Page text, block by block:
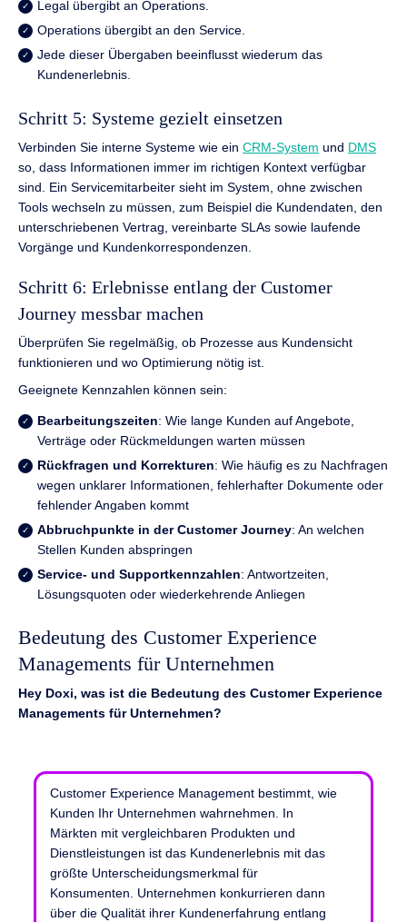
Legal übergibt an Operations.
Operations übergibt an den Service.
Jede dieser Übergaben beeinflusst wiederum das
Kundenerlebnis.
Schritt 5: Systeme gezielt einsetzen
Verbinden Sie interne Systeme wie ein CRM-System und DMS
so, dass Informationen immer im richtigen Kontext verfügbar
sind. Ein Servicemitarbeiter sieht im System, ohne zwischen
Tools wechseln zu müssen, zum Beispiel die Kundendaten, den
unterschriebenen Vertrag, vereinbarte SLAs sowie laufende
Vorgänge und Kundenkorrespondenzen.
Schritt 6: Erlebnisse entlang der Customer
Journey messbar machen
Überprüfen Sie regelmäßig, ob Prozesse aus Kundensicht
funktionieren und wo Optimierung nötig ist.
Geeignete Kennzahlen können sein:
Bearbeitungszeiten: Wie lange Kunden auf Angebote,
Verträge oder Rückmeldungen warten müssen
Rückfragen und Korrekturen: Wie häufig es zu Nachfragen
wegen unklarer Informationen, fehlerhafter Dokumente oder
fehlender Angaben kommt
Abbruchpunkte in der Customer Journey: An welchen
Stellen Kunden abspringen
Service- und Supportkennzahlen: Antwortzeiten,
Lösungsquoten oder wiederkehrende Anliegen
Bedeutung des Customer Experience
Managements für Unternehmen
Hey Doxi, was ist die Bedeutung des Customer Experience
Managements für Unternehmen?
Customer Experience Management bestimmt, wie
Kunden Ihr Unternehmen wahrnehmen. In
Märkten mit vergleichbaren Produkten und
Dienstleistungen ist das Kundenerlebnis mit das
größte Unterscheidungsmerkmal für
Konsumenten. Unternehmen konkurrieren dann
über die Qualität ihrer Kundenerfahrung entlang